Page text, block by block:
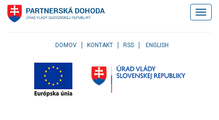
Klávesové
skratky
Skočiť
DOMOV KONTAKT RSS ENGLISH